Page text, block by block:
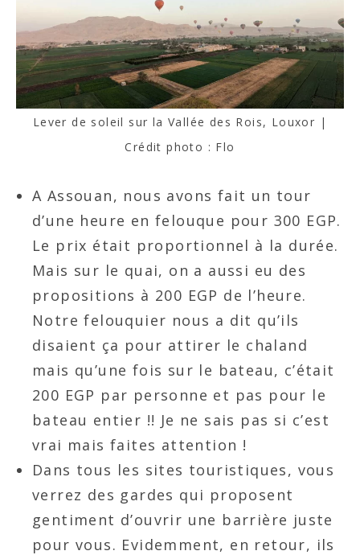
Lever de soleil sur la Vallée des Rois, Louxor |
Crédit photo : Flo
A Assouan, nous avons fait un tour
d’une heure en felouque pour 300 EGP.
Le prix était proportionnel à la durée.
Mais sur le quai, on a aussi eu des
propositions à 200 EGP de l’heure.
Notre felouquier nous a dit qu’ils
disaient ça pour attirer le chaland
mais qu’une fois sur le bateau, c’était
200 EGP par personne et pas pour le
bateau entier !! Je ne sais pas si c’est
vrai mais faites attention !
Dans tous les sites touristiques, vous
verrez des gardes qui proposent
gentiment d’ouvrir une barrière juste
pour vous. Evidemment, en retour, ils